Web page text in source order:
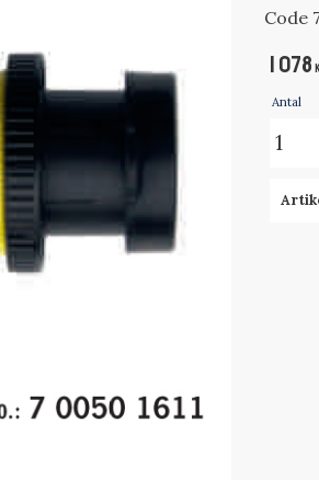
Code
1 078
Antal